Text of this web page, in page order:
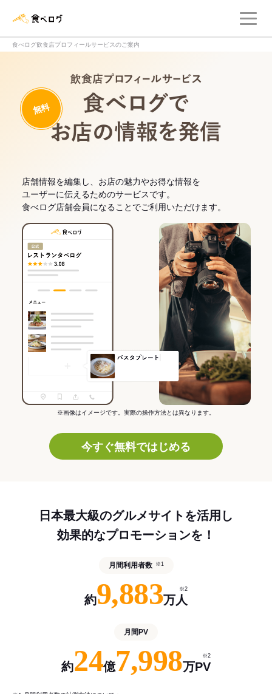
食べログ飲食店プロフィールサービスのご案内
無料
店舗情報を編集し、お店の魅力やお得な情報を
ユーザーに伝えるためのサービスです。
食べログ店舗会員になることでご利用いただけます。
※画像はイメージです。実際の操作方法とは異なります。
今すぐ無料ではじめる
日本最大級のグルメサイトを活用し
効果的なプロモーションを！
月間利用者数 ※1
約9,883万人
※2
月間PV
約24億7,998万PV
※2